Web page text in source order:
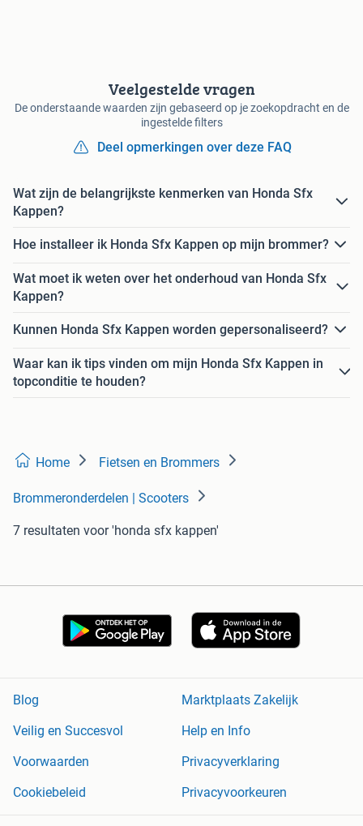
Veelgestelde vragen
De onderstaande waarden zijn gebaseerd op je zoekopdracht en de
ingestelde filters
Deel opmerkingen over deze FAQ
Wat zijn de belangrijkste kenmerken van Honda Sfx
Kappen?
Hoe installeer ik Honda Sfx Kappen op mijn brommer?
Wat moet ik weten over het onderhoud van Honda Sfx
Kappen?
Kunnen Honda Sfx Kappen worden gepersonaliseerd?
Waar kan ik tips vinden om mijn Honda Sfx Kappen in
topconditie te houden?
Home Fietsen en Brommers
Brommeronderdelen | Scooters
7 resultaten voor 'honda sfx kappen'
Blog
Marktplaats Zakelijk
Veilig en Succesvol
Help en Info
Voorwaarden
Privacyverklaring
Cookiebeleid
Privacyvoorkeuren